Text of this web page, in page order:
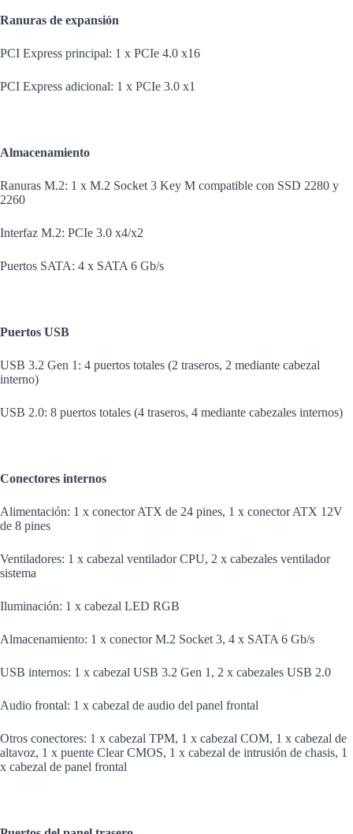
Ranuras de expansión
PCI Express principal: 1 x PCIe 4.0 x16
PCI Express adicional: 1 x PCIe 3.0 x1
Almacenamiento
Ranuras M.2: 1 x M.2 Socket 3 Key M compatible con SSD 2280 y
2260
Interfaz M.2: PCIe 3.0 x4/x2
Puertos SATA: 4 x SATA 6 Gb/s
Puertos USB
USB 3.2 Gen 1: 4 puertos totales (2 traseros, 2 mediante cabezal
interno)
USB 2.0: 8 puertos totales (4 traseros, 4 mediante cabezales internos)
Conectores internos
Alimentación: 1 x conector ATX de 24 pines, 1 x conector ATX 12V
de 8 pines
Ventiladores: 1 x cabezal ventilador CPU, 2 x cabezales ventilador
sistema
Iluminación: 1 x cabezal LED RGB
Almacenamiento: 1 x conector M.2 Socket 3, 4 x SATA 6 Gb/s
USB internos: 1 x cabezal USB 3.2 Gen 1, 2 x cabezales USB 2.0
Audio frontal: 1 x cabezal de audio del panel frontal
Otros conectores: 1 x cabezal TPM, 1 x cabezal COM, 1 x cabezal de
altavoz, 1 x puente Clear CMOS, 1 x cabezal de intrusión de chasis, 1
x cabezal de panel frontal